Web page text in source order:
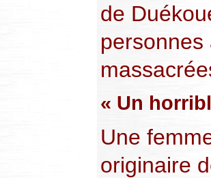
de
« Un
Une
originaire